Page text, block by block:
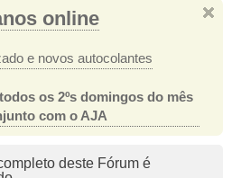
online
e novos autocolantes
os 2ºs domingos do mês
com o AJA
deste Fórum é